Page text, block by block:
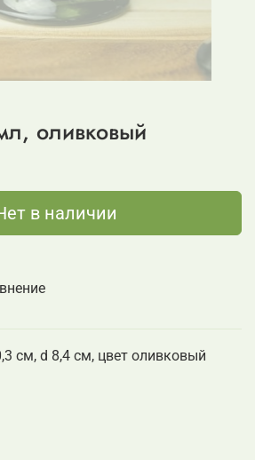
оливковый
в наличии
см, d 8,4 см, цвет оливковый